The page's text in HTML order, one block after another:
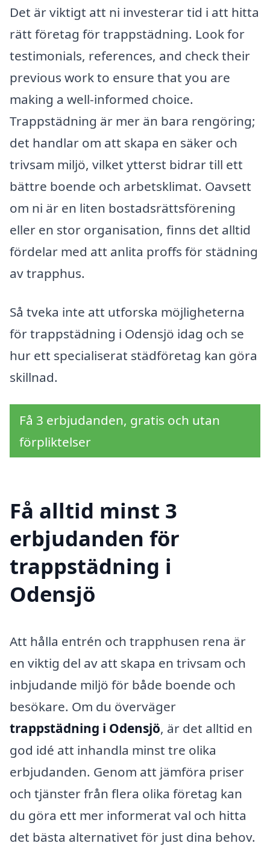
Det är viktigt att ni investerar tid i att hitta
rätt företag för trappstädning. Look for
testimonials, references, and check their
previous work to ensure that you are
making a well-informed choice.
Trappstädning är mer än bara rengöring;
det handlar om att skapa en säker och
trivsam miljö, vilket ytterst bidrar till ett
bättre boende och arbetsklimat. Oavsett
om ni är en liten bostadsrättsförening
eller en stor organisation, finns det alltid
fördelar med att anlita proffs för städning
av trapphus.
Så tveka inte att utforska möjligheterna
för trappstädning i Odensjö idag och se
hur ett specialiserat städföretag kan göra
skillnad.
Få 3 erbjudanden, gratis och utan
förpliktelser
Få alltid minst 3
erbjudanden för
trappstädning i
Odensjö
Att hålla entrén och trapphusen rena är
en viktig del av att skapa en trivsam och
inbjudande miljö för både boende och
besökare. Om du överväger
trappstädning i Odensjö, är det alltid en
god idé att inhandla minst tre olika
erbjudanden. Genom att jämföra priser
och tjänster från flera olika företag kan
du göra ett mer informerat val och hitta
det bästa alternativet för just dina behov.